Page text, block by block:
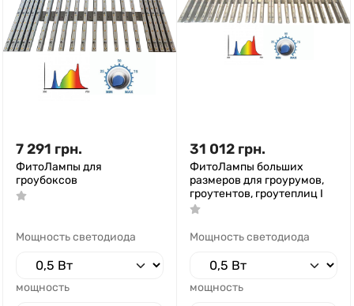
7 291 грн.
ФитоЛампы для
гроубоксов
Мощность светодиода
мощность
31 012 грн.
ФитоЛампы больших
размеров для гроурумов,
гроутентов, гроутеплиц I
Мощность светодиода
мощность